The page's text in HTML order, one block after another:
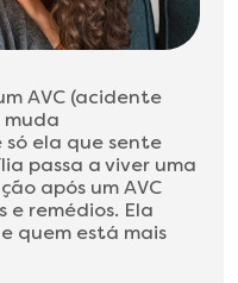
AVC (acidente
muda
ela que sente
passa a viver uma
após um AVC
e remédios. Ela
quem está mais